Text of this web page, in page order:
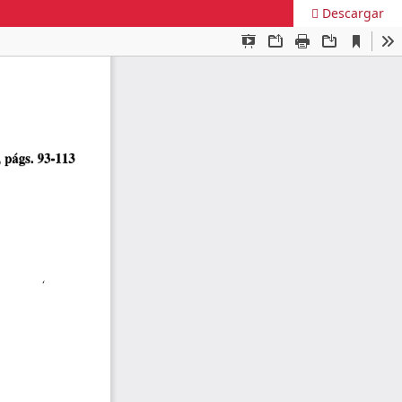
Descargar